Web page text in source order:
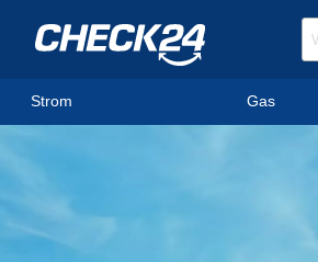
Strom Gas